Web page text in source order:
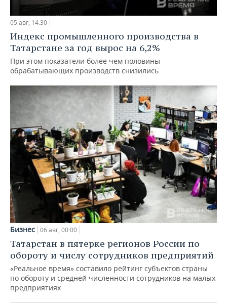
05 авг, 14:30
Индекс промышленного производства в
Татарстане за год вырос на 6,2%
При этом показатели более чем половины
обрабатывающих производств снизились
Бизнес 06 авг, 00:00
Татарстан в пятерке регионов России по
обороту и числу сотрудников предприятий
«Реальное время» составило рейтинг субъектов страны
по обороту и средней численности сотрудников на малых
предприятиях